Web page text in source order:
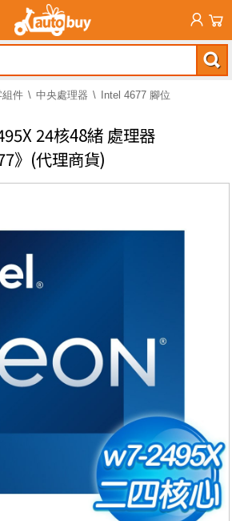
組件 中央處理器
Intel 4677 腳位
24核48緒 處理器
》(代理商貨)